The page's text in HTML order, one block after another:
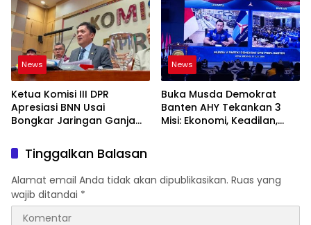
News
Ketua Komisi III DPR
Apresiasi BNN Usai
Bongkar Jaringan Ganja
News
Buka Musda Demokrat
Banten AHY Tekankan 3
Misi: Ekonomi, Keadilan,
Tinggalkan Balasan
Alamat email Anda tidak akan dipublikasikan. Ruas yang
wajib ditandai *